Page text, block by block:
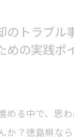
のトラブル
めの実践ポ
める中で、思
か？徳島県な